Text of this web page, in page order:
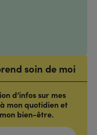
soin de moi
d’infos sur mes
mon quotidien et
bien-être.